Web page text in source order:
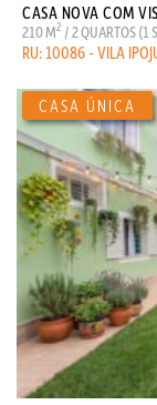
CASA NOVA COM
210 M2 / 2 QUARTOS (1
RU: 10086 - VILA